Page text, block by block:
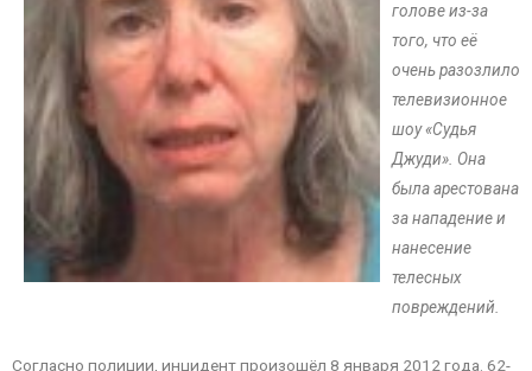
голове из-за
того, что её
очень разозлило
телевизионное
шоу «Судья
Джуди». Она
была арестована
за нападение и
нанесение
телесных
повреждений.
Согласно полиции, инцидент произошёл 8 января 2012 года. 62-